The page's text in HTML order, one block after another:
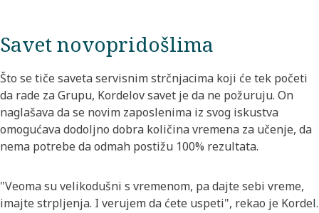
Savet novopridošlima
Što se tiče saveta servisnim strčnjacima koji će tek početi
da rade za Grupu, Kordelov savet je da ne požuruju. On
naglašava da se novim zaposlenima iz svog iskustva
omogućava dodoljno dobra količina vremena za učenje, da
nema potrebe da odmah postižu 100% rezultata.
"Veoma su velikodušni s vremenom, pa dajte sebi vreme,
imajte strpljenja. I verujem da ćete uspeti", rekao je Kordel.